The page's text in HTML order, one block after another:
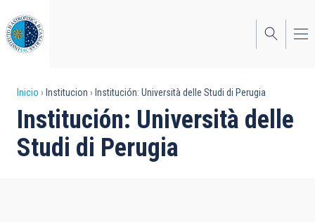
al
contenido
principal
Sobrescribir
enlaces
de
Inicio Institucion Institución: Università delle Studi di Perugia
Institución: Università delle
Studi di Perugia